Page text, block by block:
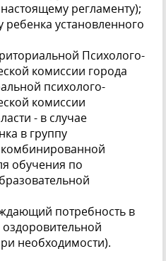
регламенту);
ребенка установленного
Психолого-
комиссии города
психолого-
комиссии
- в случае
в группу
обучения по
потребность в
необходимости).